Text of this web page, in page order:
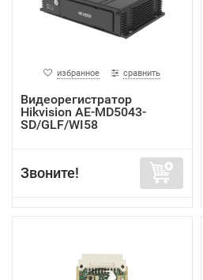
избранное сравнить
Видеорегистратор
Hikvision AE-MD5043-
SD/GLF/WI58
Звоните!